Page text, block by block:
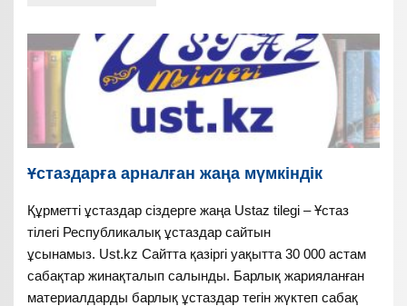
Ұстаздарға арналған жаңа мүмкіндік
Құрметті ұстаздар сіздерге жаңа Ustaz tilegi – Ұстаз
тілегі Республикалық ұстаздар сайтын
ұсынамыз. Ust.kz Сайтта қазіргі уақытта 30 000 астам
сабақтар жинақталып салынды. Барлық жарияланған
материалдарды барлық ұстаздар тегін жүктеп сабақ